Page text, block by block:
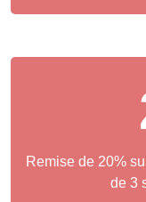
Remise de 20%
de 3